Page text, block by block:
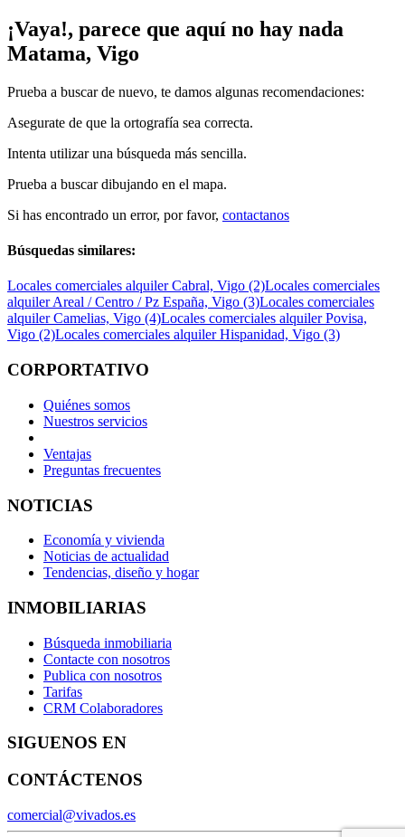
¡Vaya!, parece que aquí no hay nada
Matama, Vigo
Prueba a buscar de nuevo, te damos algunas recomendaciones:
Asegurate de que la ortografía sea correcta.
Intenta utilizar una búsqueda más sencilla.
Prueba a buscar dibujando en el mapa.
Si has encontrado un error, por favor, contactanos
Búsquedas similares:
Locales comerciales alquiler Cabral, Vigo (2)Locales comerciales
alquiler Areal / Centro / Pz España, Vigo (3)Locales comerciales
alquiler Camelias, Vigo (4)Locales comerciales alquiler Povisa,
Vigo (2)Locales comerciales alquiler Hispanidad, Vigo (3)
CORPORTATIVO
Quiénes somos
Nuestros servicios
Ventajas
Preguntas frecuentes
NOTICIAS
Economía y vivienda
Noticias de actualidad
Tendencias, diseño y hogar
INMOBILIARIAS
Búsqueda inmobiliaria
Contacte con nosotros
Publica con nosotros
Tarifas
CRM Colaboradores
SIGUENOS EN
CONTÁCTENOS
comercial@vivados.es